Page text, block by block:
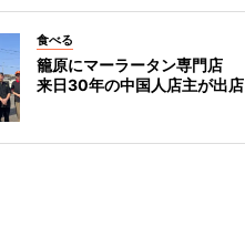
食べる
籠原にマーラータン専門店
来日30年の中国人店主が出店